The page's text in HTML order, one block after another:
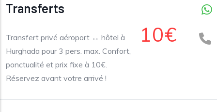
Transferts
Transfert privé aéroport ↔️ hôtel à
Hurghada pour 3 pers. max. Confort,
ponctualité et prix fixe à 10€.
Réservez avant votre arrivé !
10€